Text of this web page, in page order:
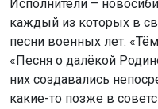
Исполнители –
каждый из которых в
песни военных лет:
«Песня о далёкой
них создавались
какие-то позже в